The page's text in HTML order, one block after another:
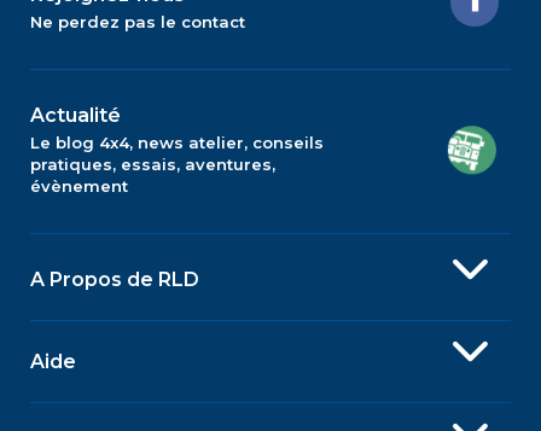
Ne perdez pas le contact
Actualité
Le blog 4x4, news atelier, conseils
pratiques, essais, aventures,
évènement
A Propos de RLD
Aide